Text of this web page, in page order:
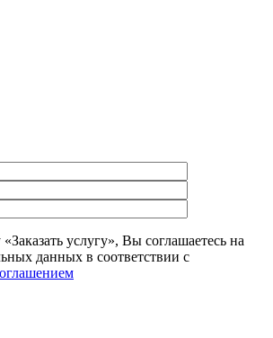
услугу», Вы соглашаетесь на
данных в соответствии с